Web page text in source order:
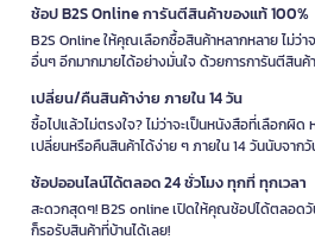
ช้อป B2S Online การันตีสินค้าของแท้ 100%
B2S Online ให้คุณเลือกซื้อสินค้าหลากหลาย ไม่ว่า
อื่นๆ อีกมากมายได้อย่างมั่นใจ ด้วยการการันตีสิน
เปลี่ยน/คืนสินค้าง่าย ภายใน 14 วัน
ซื้อไปแล้วไม่ตรงใจ? ไม่ว่าจะเป็นหนังสือที่เลือกผิ
เปลี่ยนหรือคืนสินค้าได้ง่าย ๆ ภายใน 14 วันนับจาก
ช้อปออนไลน์ได้ตลอด 24 ชั่วโมง ทุกที่ ทุกเวลา
สะดวกสุดๆ! B2S online เปิดให้คุณช้อปได้ตลอด
ก็รอรับสินค้าที่บ้านได้เลย!